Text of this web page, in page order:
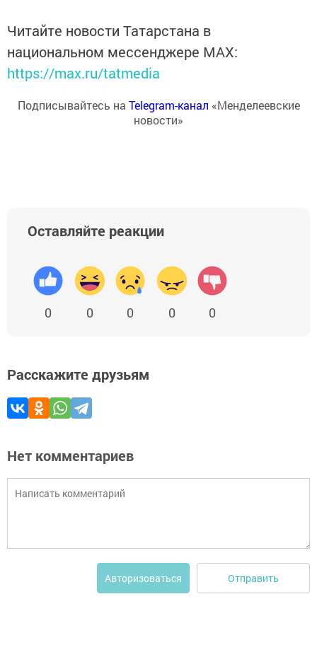
Читайте новости Татарстана в
национальном мессенджере MАХ:
https://max.ru/tatmedia
Подписывайтесь на Telegram-канал «Менделеевские
новости»
Оставляйте реакции
0 0 0 0 0
Расскажите друзьям
Нет комментариев
Авторизоваться Отправить